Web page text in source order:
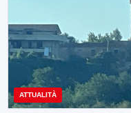
ATTUALITÀ